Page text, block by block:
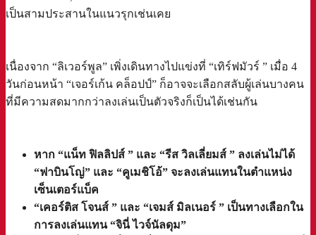
เป็นสามประสานในแนวรุกเช่นเคย
เนื่องจาก “ลิเวอร์พูล” เพิ่งเดินทางไปแข่งที่ “เทิร์ฟมัวร์ ” เมื่อ 4
วันก่อนหน้า “เจอร์เก้น คล็อปป์” ก็อาจจะเลือกสลับผู้เล่นบางคน
ที่มีความสดมากกว่าลงเล่นเป็นตัวจริงก็เป็นได้เช่นกัน
หาก “แน็ท ฟิลลิปส์ ” และ “รีส วิลเลี่ยมส์ ” ลงเล่นไม่ได้
“ฟาบินโญ่” และ “คูเมชิโอ้” จะลงเล่นแทนในตำแหน่ง
เซ็นเตอร์แบ็ค
“เคอร์ติส โจนส์ ” และ “เจมส์ มิลเนอร์ ” เป็นทางเลือกใน
การลงเล่นแทน “จินี่ ไวจ์นัลดุม”